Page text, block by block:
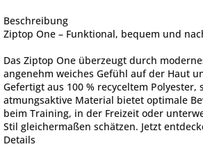
Beschreibung
Ziptop One – Funktional, bequem und
Das Ziptop One überzeugt durch
angenehm weiches Gefühl auf der Haut
Gefertigt aus 100 % recyceltem
atmungsaktive Material bietet optimale
beim Training, in der Freizeit oder
Stil gleichermaßen schätzen. Jetzt
Details